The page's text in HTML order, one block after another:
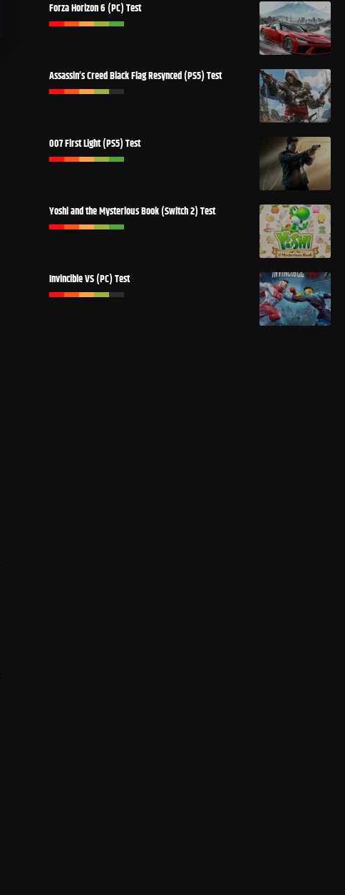
Forza Horizon 6 (PC) Test
Assassin’s Creed Black Flag Resynced (PS5) Test
007 First Light (PS5) Test
Yoshi and the Mysterious Book (Switch 2) Test
Invincible VS (PC) Test